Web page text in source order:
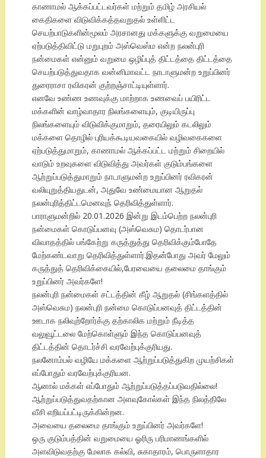
காணாமல் ஆக்கப்பட்டவர்கள் மற்றும் தமிழ் அரசியல்
கைதிகளை விடுவிக்கத்தவறுதல் உள்ளிட்ட
செயற்பாடுகளின்மூலம் அரசானது மக்களுக்கு வறுமையை
ஏற்படுத்திவிட்டு மறுபுறம் அஸ்வெஸ்ம என்ற நலன்புரி
நன்மைகள் என்னும் வறுமை ஒழிப்புத் திட்டத்தை திட்டத்தை
செயற்படுத்துவதாக வன்னிமாவட்ட நாடாளுமன்ற உறுப்பினர்
துரைராசா ரவிகரன் குற்றஞ்சாட்டியுள்ளார்.
எனவே உண்ண உணவுக்கு மாற்றாக உணவைப் பயிரிட்ட
மக்களின் வாழ்வாதார நிலங்களையும், குடியிருப்பு
நிலங்களையும் விடுவிக்குமாறும், தரையிலும் கடலிலும்
மக்களை தொழில் புரியக்கூடியவகையில் வழிவகைகளை
ஏற்படுத்துமாறும், காணாமல் ஆக்கப்பட்ட மற்றும் சிறையில்
வாடும் உறவுகளை விடுவித்து அவர்கள் குடும்பங்களை
ஆற்றுப்படுத்துமாறும் நாடாளுமன்ற உறுப்பினர் ரவிகரன்
வலியுறுத்தியதுடன், அதுவே உண்மையான ஆறுதல்
நலன்புரித்திட்டமெனவுந் தெரிவித்துள்ளார்.
பாராளுமன்றில் 20.01.2026 இன்று இடம்பெற்ற நலன்புரி
நன்மைகள் கொடுப்பனவு (அஸ்வெசும) தொடர்பான
விவாதத்தில் பங்கேற்று கருத்துத்து தெரிவிக்கும்போதே
மேற்கண்டவாறு தெரிவித்துள்ளார்.இதன்போது அவர் மேலும்
கருத்துத் தெரிவிக்கையில்,பேரவையை தலைமை தாங்கும்
உறுப்பினர் அவர்களே!
நலன்புரி நன்மைகள் சட்டத்தின் கீழ் ஆறுதல் (சிங்களத்தில்
அஸ்வெசும) நலன்புரி நன்மை கொடுப்பனவுத் திட்டத்தின்
ஊடாக நலிவுற்றோர்க்கு தற்காலிக மற்றும் நீடித்த
வலுவூட்டலை மேற்கொள்ளும் இந்த கொடுப்பனவுத்
திட்டத்தின் தொடர்ச்சி வரவேற்புக்குரியது.
நலனோம்பல் வழியே மக்களை ஆற்றுப்படுத்துகிற முயற்சிகள்
எப்போதும் வரவேற்புக்குரியன.
ஆனால் மக்கள் எப்போதும் ஆற்றுப்படுத்தப்படுவதில்லை!
ஆற்றுப்படுத்துவதற்கான அளவுகோல்கள் இந்த நிலத்திலே
வீசி எறியப்பட்டிருக்கின்றன.
அவையை தலைமை தாங்கும் உறுப்பினர் அவர்களே!
ஒரு குடும்பத்தின் வறுமையை ஓரிரு பரிமாணங்களில்
அளவிடுவதற்கு மேலாக கல்வி, சுகாதாரம், பொருளாதார